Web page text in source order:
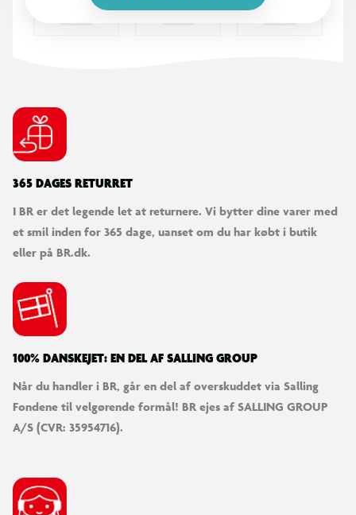
365 DAGES RETURRET
I BR er det legende let at returnere. Vi bytter dine varer med
et smil inden for 365 dage, uanset om du har købt i butik
eller på BR.dk.
100% DANSKEJET: EN DEL AF SALLING GROUP
Når du handler i BR, går en del af overskuddet via Salling
Fondene til velgørende formål! BR ejes af SALLING GROUP
A/S (CVR: 35954716).